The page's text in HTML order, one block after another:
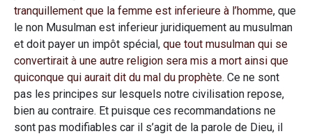
tranquillement que la femme est inferieure à l’homme, que
le non Musulman est inferieur juridiquement au musulman
et doit payer un impôt spécial, que tout musulman qui se
convertirait à une autre religion sera mis a mort ainsi que
quiconque qui aurait dit du mal du prophète. Ce ne sont
pas les principes sur lesquels notre civilisation repose,
bien au contraire. Et puisque ces recommandations ne
sont pas modifiables car il s’agit de la parole de Dieu, il